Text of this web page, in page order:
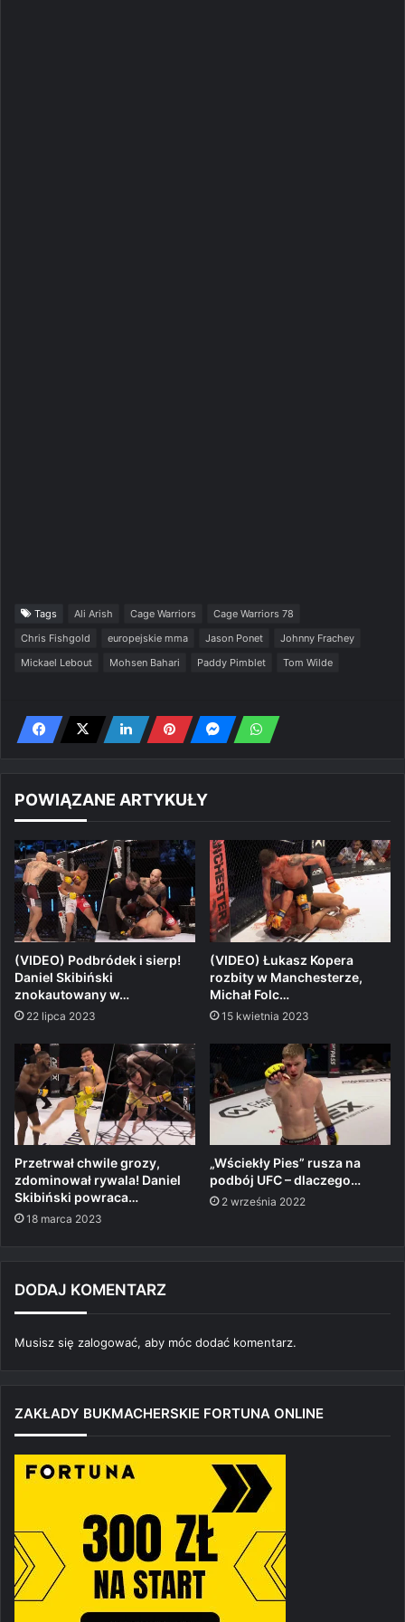
Tags Ali Arish Cage Warriors
Cage Warriors 78
Chris Fishgold
europejskie mma Jason Ponet
Johnny Frachey
Mickael Lebout
Mohsen Bahari Paddy Pimblet Tom Wilde
POWIĄZANE ARTYKUŁY
(VIDEO) Podbródek i sierp!
Daniel Skibiński
znokautowany w…
22 lipca 2023
(VIDEO) Łukasz Kopera
rozbity w Manchesterze,
Michał Folc…
15 kwietnia 2023
Przetrwał chwile grozy,
zdominował rywala! Daniel
Skibiński powraca…
18 marca 2023
„Wściekły Pies” rusza na
podbój UFC – dlaczego…
2 września 2022
DODAJ KOMENTARZ
Musisz się zalogować, aby móc dodać komentarz.
ZAKŁADY BUKMACHERSKIE FORTUNA ONLINE